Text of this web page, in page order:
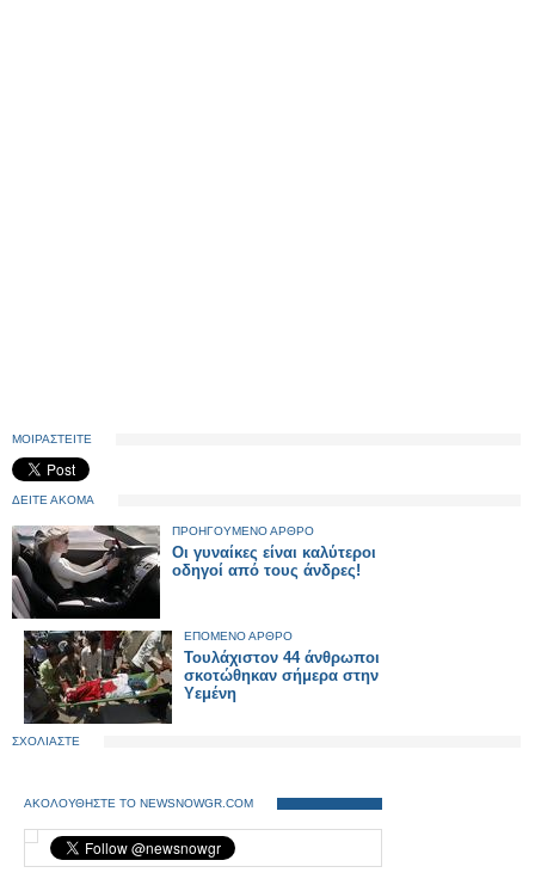
ΜΟΙΡΑΣΤΕΙΤΕ
ΔΕΙΤΕ ΑΚΟΜΑ
ΠΡΟΗΓΟΥΜΕΝΟ ΑΡΘΡΟ
Οι γυναίκες είναι καλύτεροι
οδηγοί από τους άνδρες!
ΕΠΟΜΕΝΟ ΑΡΘΡΟ
Τουλάχιστον 44 άνθρωποι
σκοτώθηκαν σήμερα στην
Υεμένη
ΣΧΟΛΙΑΣΤΕ
ΑΚΟΛΟΥΘΗΣΤΕ ΤΟ NEWSNOWGR.COM